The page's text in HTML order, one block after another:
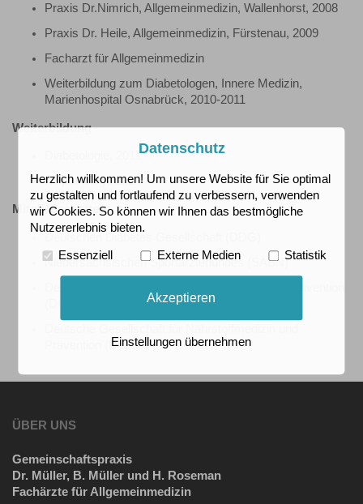
Praxis Dr.Nimrich, Allgemeinmedizin, Wallenhorst, 2008
Praxis Dr. Heile, Allgemeinmedizin, Fürstenau, 2009
Facharzt für Allgemeinmedizin
Weiterbildung zum Diabetologen, Innere Medizin,
Marienhospital Osnabrück, 2010-2011
Weiterbildung
Diabetologie, 2011
Adiposiologe 2024
Mitgliedschaften
Niedersächsischen Sportärztebundes (SÄBN)
Prävention (DGNP)
ÜBER UNS
Gemeinschaftspraxis
Dr. Müller, B. Müller und H. Roseman
Fachärzte für Allgemeinmedizin
Datenschutz
Herzlich willkommen! Um unsere Website für Sie optimal
zu gestalten und fortlaufend zu verbessern, verwenden
wir Cookies. So können wir Ihnen das bestmögliche
Nutzererlebnis bieten.
Essenziell Externe Medien Statistik
Akzeptieren
Einstellungen übernehmen